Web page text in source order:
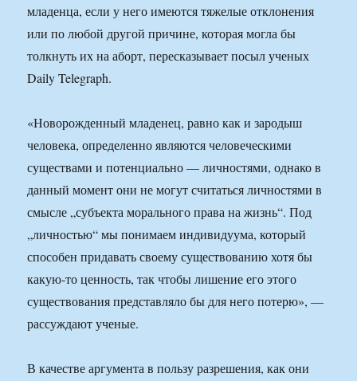
младенца, если у него имеются тяжелые отклонения
или по любой другой причине, которая могла бы
толкнуть их на аборт, пересказывает посыл ученых
Daily Telegraph.
«Новорожденный младенец, равно как и зародыш
человека, определенно являются человеческими
существами и потенциально — личностями, однако в
данный момент они не могут считаться личностями в
смысле „субъекта морального права на жизнь“. Под
„личностью“ мы понимаем индивидуума, который
способен придавать своему существованию хотя бы
какую-то ценность, так чтобы лишение его этого
существования представляло бы для него потерю», —
рассуждают ученые.
В качестве аргумента в пользу разрешения, как они